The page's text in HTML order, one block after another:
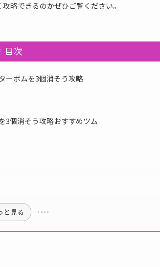
略できるのかぜひご覧ください。
目次
ーボムを3個消そう攻略
3個消そう攻略おすすめツム
と見る